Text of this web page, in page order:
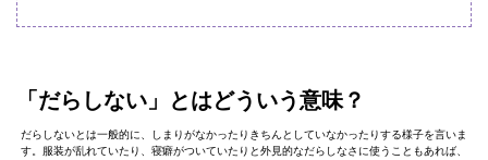
「だらしない」とはどういう意味？
だらしないとは一般的に、しまりがなかったりきちんとしていなかったりする様子を言いま
す。服装が乱れていたり、寝癖がついていたりと外見的なだらしなさに使うこともあれば、